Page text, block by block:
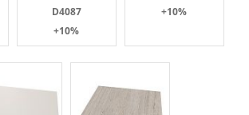
D4087
+10%
+10%